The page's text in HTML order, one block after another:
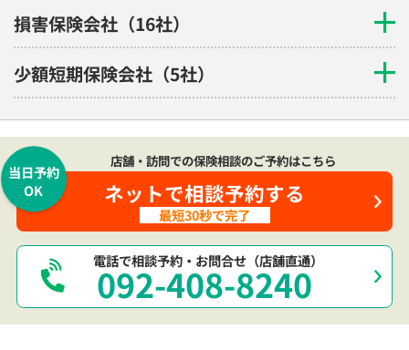
損害保険会社（16社）
少額短期保険会社（5社）
電話で相談予約・お問合せ（店舗直通）
092-408-8240
店舗・訪問での保険相談のご予約はこちら
当日予約
OK
ネットで相談予約する
最短30秒で完了